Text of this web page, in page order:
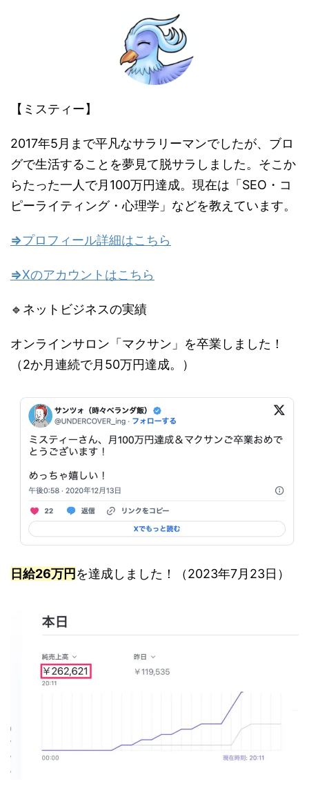
【ミスティー】
2017年5 月まで平凡なサラリーマンでしたが、ブロ
グで生活することを夢見て脱サラしました。そこか
らたった一人で月 100万円達成。現在は「SEO・コ
ピーライティング・心理学」などを教えています。
⇒プロフィール詳細はこちら
⇒Xのアカウントはこちら
🔹ネットビジネスの実績
オンラインサロン「マクサン」を卒業しました！
（2か月連続で月50万円達成。）
日給26万円 を達成しました！（2023年7月23日）